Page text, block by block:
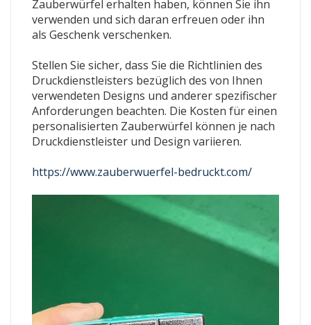
Zauberwürfel erhalten haben, können Sie ihn
verwenden und sich daran erfreuen oder ihn
als Geschenk verschenken.
Stellen Sie sicher, dass Sie die Richtlinien des
Druckdienstleisters bezüglich des von Ihnen
verwendeten Designs und anderer spezifischer
Anforderungen beachten. Die Kosten für einen
personalisierten Zauberwürfel können je nach
Druckdienstleister und Design variieren.
https://www.zauberwuerfel-bedruckt.com/